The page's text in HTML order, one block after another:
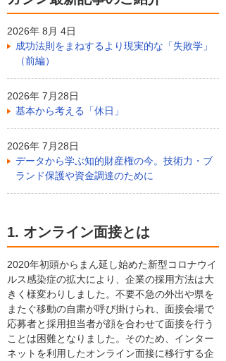
2026年 8月 4日
成功法則をまねするより現実的な「失敗学」
（前編）
2026年 7月28日
基本から考える「休日」
2026年 7月28日
データから学ぶ知的財産権の今。技術力・ブ
ランド保護や資金調達のために
1. オンライン面接とは
2020年初頭からまん延し始めた新型コロナウイ
ルス感染症の拡大により、企業の採用方法は大
きく様変わりしました。不要不急の外出や県を
またぐ移動の自粛が呼び掛けられ、面接会場で
応募者と採用担当者が顔を合わせて面接を行う
ことは困難となりました。そのため、インター
ネットを利用したオンライン面接に移行する企